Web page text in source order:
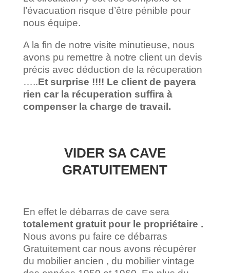
l’évacuation risque d’être pénible pour
nous équipe.
A la fin de notre visite minutieuse, nous
avons pu remettre à notre client un devis
précis avec déduction de la récuperation
…..Et surprise !!!! Le client de payera
rien car la récuperation suffira à
compenser la charge de travail.
VIDER SA CAVE
GRATUITEMENT
En effet le débarras de cave sera
totalement gratuit pour le propriétaire .
Nous avons pu faire ce débarras
Gratuitement car nous avons récupérer
du mobilier ancien , du mobilier vintage